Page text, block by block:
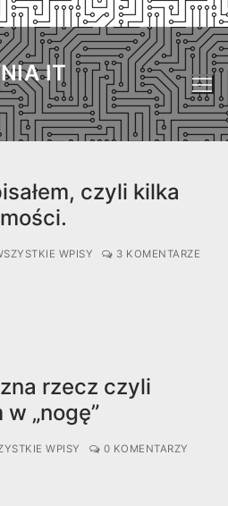
IT
czyli kilka
WPISY 3 KOMENTARZE
rzecz czyli
„nogę”
WPISY 0 KOMENTARZY